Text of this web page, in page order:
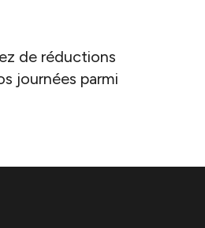
de réductions
journées parmi